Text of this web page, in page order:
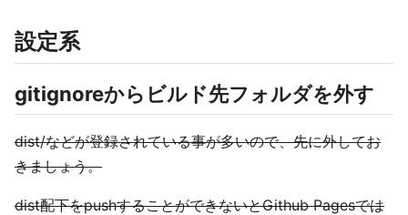
設定系
gitignoreからビルド先フォルダを外す
dist/などが登録されている事が多いので、先に外してお
きましょう。
dist配下をpushすることができないとGithub Pagesでは